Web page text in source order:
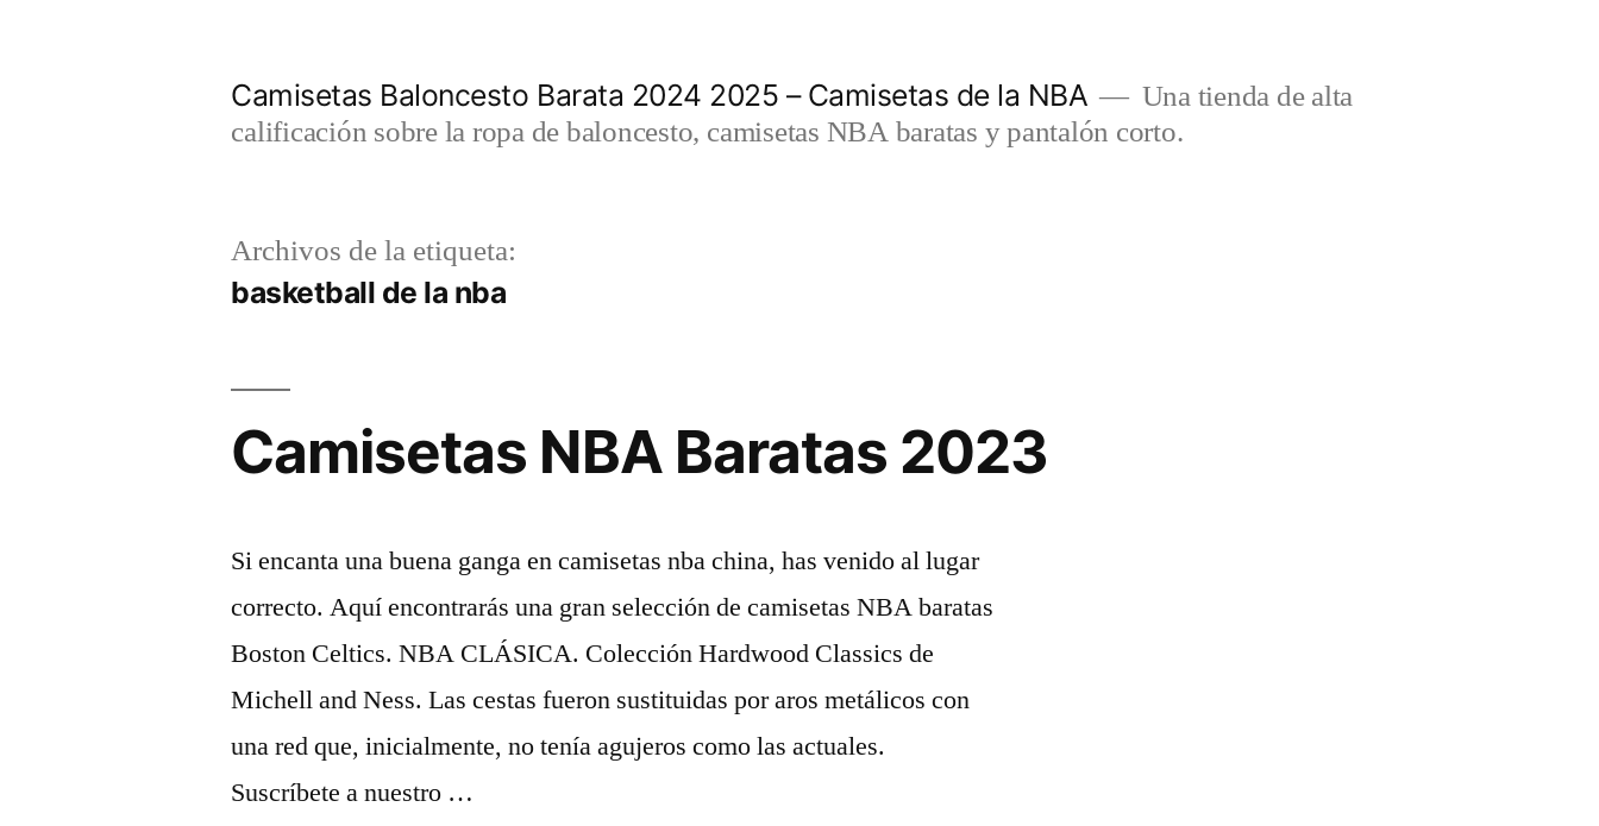
Camisetas Baloncesto Barata 2024 2025 – Camisetas de la NBA
Una tienda de alta
calificación sobre la ropa de baloncesto, camisetas NBA baratas y pantalón corto.
Archivos de la etiqueta:
basketball de la nba
Camisetas NBA Baratas 2023
Si encanta una buena ganga en camisetas nba china, has venido al lugar
correcto. Aquí encontrarás una gran selección de camisetas NBA baratas
Boston Celtics. NBA CLÁSICA. Colección Hardwood Classics de
Michell and Ness. Las cestas fueron sustituidas por aros metálicos con
una red que, inicialmente, no tenía agujeros como las actuales.
Suscríbete a nuestro …